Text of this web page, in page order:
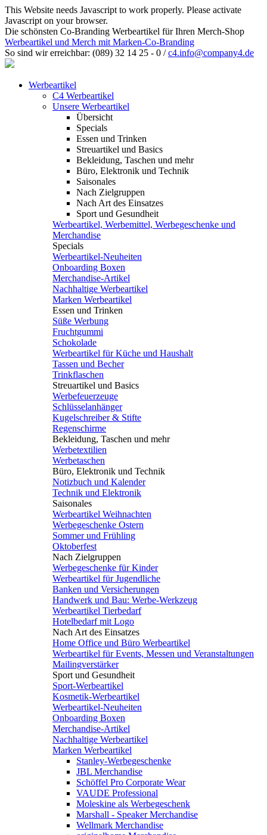
This Website needs Javascript to work properly. Please activate
Javascript on your browser.
Die schönsten Co-Branding Werbeartikel für Ihren Merch-Shop
Werbeartikel und Merch mit Marken-Co-Branding
So sind wir erreichbar: (089) 32 14 25 - 0 /c4.info@company4.de
Werbeartikel
C4 Werbeartikel
Unsere Werbeartikel
Übersicht
Specials
Essen und Trinken
Streuartikel und Basics
Bekleidung, Taschen und mehr
Büro, Elektronik und Technik
Saisonales
Nach Zielgruppen
Nach Art des Einsatzes
Sport und Gesundheit
Werbeartikel, Werbemittel, Werbegeschenke und
Merchandise
Specials
Werbeartikel-Neuheiten
Onboarding Boxen
Merchandise-Artikel
Nachhaltige Werbeartikel
Marken Werbeartikel
Essen und Trinken
Süße Werbung
Fruchtgummi
Schokolade
Werbeartikel für Küche und Haushalt
Tassen und Becher
Trinkflaschen
Streuartikel und Basics
Werbefeuerzeuge
Schlüsselanhänger
Kugelschreiber & Stifte
Regenschirme
Bekleidung, Taschen und mehr
Werbetextilien
Werbetaschen
Büro, Elektronik und Technik
Notizbuch und Kalender
Technik und Elektronik
Saisonales
Werbeartikel Weihnachten
Werbegeschenke Ostern
Sommer und Frühling
Oktoberfest
Nach Zielgruppen
Werbegeschenke für Kinder
Werbeartikel für Jugendliche
Banken und Versicherungen
Handwerk und Bau: Werbe-Werkzeug
Werbeartikel Tierbedarf
Hotelbedarf mit Logo
Nach Art des Einsatzes
Home Office und Büro Werbeartikel
Werbeartikel für Events, Messen und Veranstaltungen
Mailingverstärker
Sport und Gesundheit
Sport-Werbeartikel
Kosmetik-Werbeartikel
Werbeartikel-Neuheiten
Onboarding Boxen
Merchandise-Artikel
Nachhaltige Werbeartikel
Marken Werbeartikel
Stanley-Werbegeschenke
JBL Merchandise
Schöffel Pro Corporate Wear
VAUDE Professional
Moleskine als Werbegeschenk
Marshall - Speaker Merchandise
Wellmark Merchandise